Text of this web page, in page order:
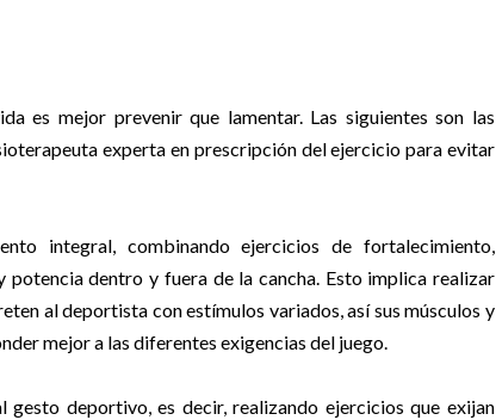
es mejor prevenir que lamentar. Las siguientes son las
experta en prescripción del ejercicio para evitar
integral, combinando ejercicios de fortalecimiento,
dentro y fuera de la cancha. Esto implica realizar
al deportista con estímulos variados, así sus músculos y
mejor a las diferentes exigencias del juego.
gesto deportivo, es decir, realizando ejercicios que exijan